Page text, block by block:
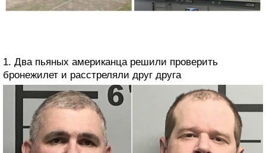
1. Два пьяных американца решили проверить
бронежилет и расстреляли друг друга